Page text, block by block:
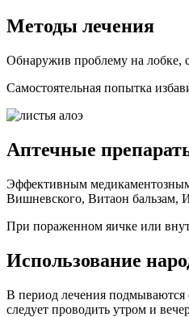
Методы лечения
Обнаружив проблему на лобке,
Самостоятельная попытка
Аптечные
Эффективным
Вишневского, Витаон бальзам,
При пораженном яичке или
Использование
В период лечения подмываются
следует проводить утром и